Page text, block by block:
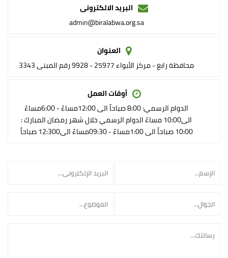
البريد الالكترونى
admin@biralabwa.org.sa
العنوان
محافظة رابغ - مركز الأبواء 25977 - 9928 رقم المبنى 3343
أوقات العمل
الدوام الرسمي: 8:00 صباحاً الى 12:00مساءً - 6:00مساءً
الى10:00 مساءً الدوام الرسمي خلال شهر رمضان المبارك :
10:00 صباحاً الى 1:00مساءً - 09:30مساءً الى12:300 صباحاً